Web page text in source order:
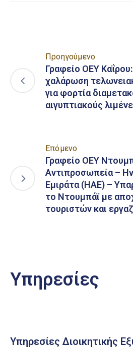
Προηγούμενο
Γραφείο ΟΕΥ
χαλάρωση
για φορτία
αιγυπτιακούς
Επόμενο
Γραφείο ΟΕΥ
Αντιπροσωπεία –
Εμιράτα (ΗΑΕ) –
το Ντουμπάϊ με
τουριστών και
Υπηρεσίες
Υπηρεσίες Διοικητικής